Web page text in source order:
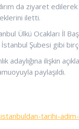
da ziyaret
iletti.
Ülkü Ocakları İl
Şubesi gibi
adaylığına ilişkin
paylaşıldı.
tarihi-